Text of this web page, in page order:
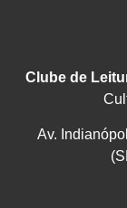
Clube de
Av.